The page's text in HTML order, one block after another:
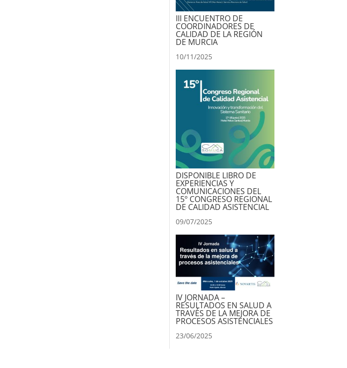
III ENCUENTRO DE
COORDINADORES DE
CALIDAD DE LA REGIÓN
DE MURCIA
10/11/2025
DISPONIBLE LIBRO DE
EXPERIENCIAS Y
COMUNICACIONES DEL
15º CONGRESO REGIONAL
DE CALIDAD ASISTENCIAL
09/07/2025
IV JORNADA –
RESULTADOS EN SALUD A
TRAVÉS DE LA MEJORA DE
PROCESOS ASISTENCIALES
23/06/2025